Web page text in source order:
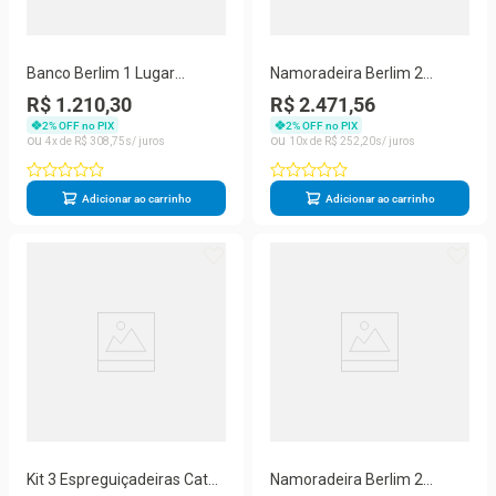
Banco Berlim 1 Lugar
Alumínio Tecido
Impermeável Marrom
Trama Original
R$ 1.210,30
2% OFF no PIX
4
R$ 308 75
Adicionar ao carrinho
Namoradeira Berlim 2
Lugares em Alumínio
Impermeável Preto Trama
Original
R$ 2.471,56
2% OFF no PIX
10
R$ 252 20
Adicionar ao carrinho
Kit 3 Espreguiçadeiras Catar
Namoradeira Berlim 2